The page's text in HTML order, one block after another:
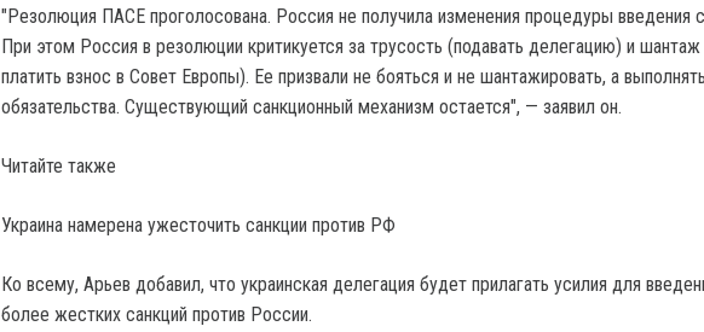
"Резолюция ПАСЕ проголосована. Россия не получила изменения процедуры введения
При этом Россия в резолюции критикуется за трусость (подавать делегацию) и шантаж
платить взнос в Совет Европы). Ее призвали не бояться и не шантажировать, а
обязательства. Существующий санкционный механизм остается", — заявил он.
Читайте также
Украина намерена ужесточить санкции против РФ
Ко всему, Арьев добавил, что украинская делегация будет прилагать усилия для
более жестких санкций против России.